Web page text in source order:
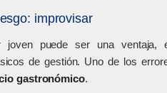
improvisar
joven puede ser una
de gestión. Uno de los
gastronómico.